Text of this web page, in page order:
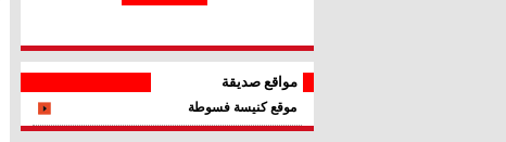
مواقع صديقة
موقع كنيسة فسوطة